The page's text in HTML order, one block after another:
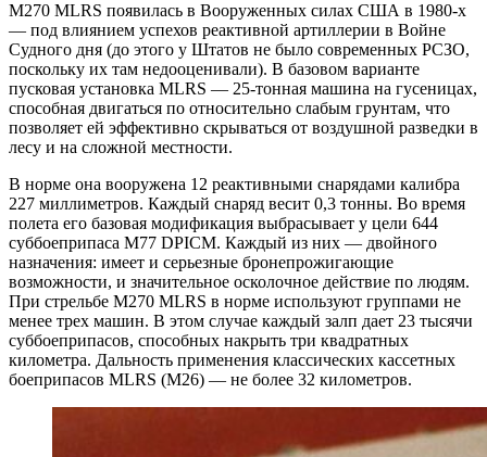
M270 MLRS появилась в Вооруженных силах США в 1980-х
— под влиянием успехов реактивной артиллерии в Войне
Судного дня (до этого у Штатов не было современных РСЗО,
поскольку их там недооценивали). В базовом варианте
пусковая установка MLRS — 25-тонная машина на гусеницах,
способная двигаться по относительно слабым грунтам, что
позволяет ей эффективно скрываться от воздушной разведки в
лесу и на сложной местности.
В норме она вооружена 12 реактивными снарядами калибра
227 миллиметров. Каждый снаряд весит 0,3 тонны. Во время
полета его базовая модификация выбрасывает у цели 644
суббоеприпаса M77 DPICM. Каждый из них — двойного
назначения: имеет и серьезные бронепрожигающие
возможности, и значительное осколочное действие по людям.
При стрельбе M270 MLRS в норме используют группами не
менее трех машин. В этом случае каждый залп дает 23 тысячи
суббоеприпасов, способных накрыть три квадратных
километра. Дальность применения классических кассетных
боеприпасов MLRS (M26) — не более 32 километров.